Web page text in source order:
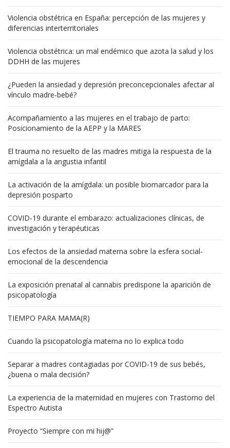
Violencia obstétrica en España: percepción de las mujeres y
diferencias interterritoriales
Violencia obstétrica: un mal endémico que azota la salud y los
DDHH de las mujeres
¿Pueden la ansiedad y depresión preconcepcionales afectar al
vínculo madre-bebé?
Acompañamiento a las mujeres en el trabajo de parto:
Posicionamiento de la AEPP y la MARES
El trauma no resuelto de las madres mitiga la respuesta de la
amígdala a la angustia infantil
La activación de la amígdala: un posible biomarcador para la
depresión posparto
COVID-19 durante el embarazo: actualizaciones clínicas, de
investigación y terapéuticas
Los efectos de la ansiedad materna sobre la esfera social-
emocional de la descendencia
La exposición prenatal al cannabis predispone la aparición de
psicopatología
TIEMPO PARA MAMA(R)
Cuando la psicopatología materna no lo explica todo
Separar a madres contagiadas por COVID-19 de sus bebés,
¿buena o mala decisión?
La experiencia de la maternidad en mujeres con Trastorno del
Espectro Autista
Proyecto “Siempre con mi hij@”